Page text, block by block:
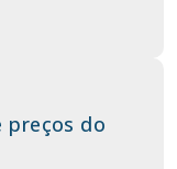
preços do